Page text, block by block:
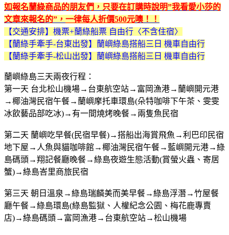
如報名蘭綠商品的朋友們，只要在訂購時說明”我看愛小莎的
文章來報名的”， 一律每人折價500元噢！！
【交通安排】機票+蘭綠船票 自由行〈不含住宿〉
【蘭綠手牽手-台東出發】蘭嶼綠島搭船三日 機車自由行
【蘭綠手牽手-松山出發】蘭嶼綠島搭船三日 機車自由行
蘭嶼綠島三天兩夜行程：
第一天 台北松山機場→台東航空站→富岡漁港→蘭嶼開元港
→椰油灣民宿午餐→蘭嶼摩托車環島(朵特咖啡下午茶、雯雯
冰飲藝品部吃冰)→有一間燒烤晚餐→兩隻魚民宿
第二天 蘭嶼吃早餐(民宿早餐)→搭船出海賞飛魚→利巴印民宿
地下屋→人魚與貓咖啡館→椰油灣民宿午餐→藍嶼開元港→綠
島碼頭→翔記餐廳晚餐→綠島夜遊生態活動(賞螢火蟲、寄居
蟹)→綠島峇里商旅民宿
第三天 朝日溫泉→綠島瑞麟美而美早餐→綠島浮潛→竹屋餐
廳午餐→綠島環島(綠島監獄、人權紀念公園、梅花鹿專賣
店)→綠島碼頭→富岡漁港→台東航空站→松山機場